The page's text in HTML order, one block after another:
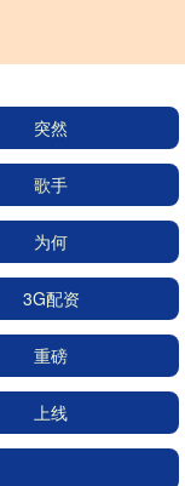
突然
歌手
为何
3G配资
重磅
上线